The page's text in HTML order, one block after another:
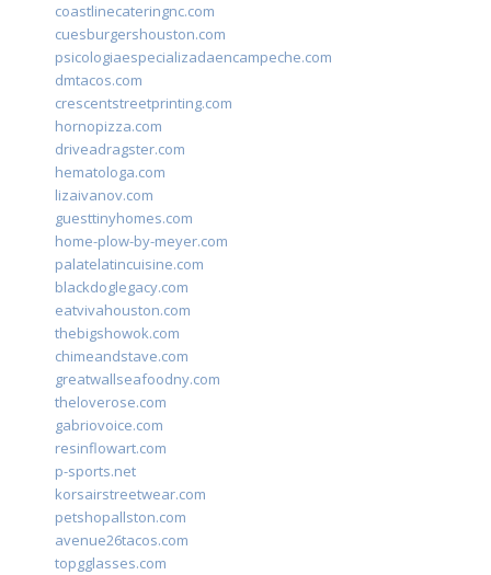
coastlinecateringnc.com
cuesburgershouston.com
psicologiaespecializadaencampeche.com
dmtacos.com
crescentstreetprinting.com
hornopizza.com
driveadragster.com
hematologa.com
lizaivanov.com
guesttinyhomes.com
home-plow-by-meyer.com
palatelatincuisine.com
blackdoglegacy.com
eatvivahouston.com
thebigshowok.com
chimeandstave.com
greatwallseafoodny.com
theloverose.com
gabriovoice.com
resinflowart.com
p-sports.net
korsairstreetwear.com
petshopallston.com
avenue26tacos.com
topgglasses.com